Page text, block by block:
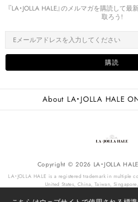
About LA・JOLLA HALE
『LA・JOLLA HALE』のメルマガを購読して
取ろう!
Copyright © 2026 LA・JOLLA
LA・JOLLA HALE is a registered trademark in multiple
United States, China, Taiwan,